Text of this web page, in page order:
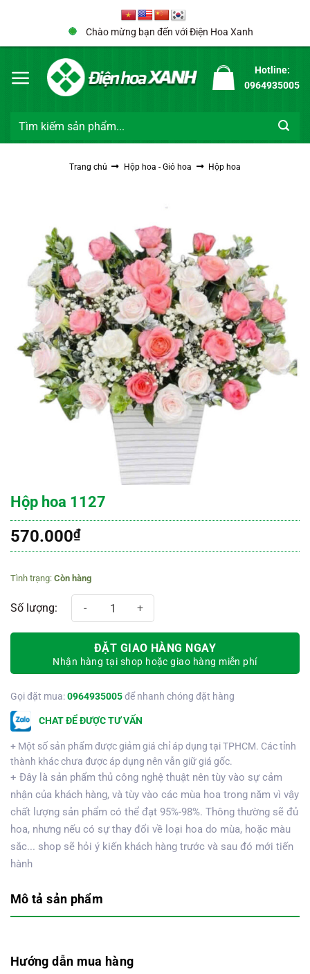
Chào mừng bạn đến với Điện Hoa Xanh
Hotline:
0964935005
Tìm
Trang chủ Hộp hoa - Giỏ hoa Hộp hoa
Hộp hoa 1127
570.000₫
Còn hàng
Hộp hoa 1127 số lượng
ĐẶT GIAO HÀNG NGAY
Nhận hàng tại shop hoặc giao hàng miễn phí
Gọi đặt mua:0964935005để nhanh chóng đặt hàng
CHAT ĐỂ ĐƯỢC TƯ VẤN
+ Một số sản phẩm được giảm giá chỉ áp dụng tại TPHCM. Các tỉnh
thành khác chưa được áp dụng nên vẫn giữ giá gốc.
+ Đây là sản phẩm thủ công nghệ thuật nên tùy vào sự cảm
nhận của khách hàng, và tùy vào các mùa hoa trong năm vì vậy
chất lượng sản phẩm có thể đạt 95%-98%. Thông thường sẽ đủ
hoa, nhưng nếu có sự thay đổi về loại hoa do mùa, hoặc màu
sắc... shop sẽ hỏi ý kiến khách hàng trước và sau đó mới tiến
hành
Mô tả sản phẩm
Hướng dẫn mua hàng